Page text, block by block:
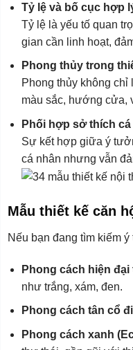
Tỷ lệ và bố cục hợp
Tỷ lệ là yếu tố quan
gian cần linh hoạt,
Phong thủy trong
Phong thủy không
màu sắc, hướng cửa,
Phối hợp sở thích
Sự kết hợp giữa ý
cá nhân nhưng vẫn
Mẫu thiết kế căn
Nếu bạn đang tìm kiếm
Phong cách hiện đại
như trắng, xám, đen.
Phong cách tân cổ
Phong cách xanh